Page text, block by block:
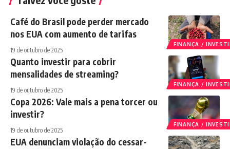
FINANÇA /
Café do Brasil pode perder mercado
nos EUA com aumento de tarifas
19 de outubro de 2025
FINANÇA /
Quanto investir para cobrir
mensalidades de streaming?
19 de outubro de 2025
FINANÇA /
Copa 2026: Vale mais a pena torcer ou
investir?
19 de outubro de 2025
EUA denunciam violação do cessar-